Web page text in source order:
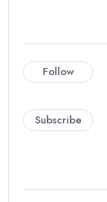
Follow
Subscribe